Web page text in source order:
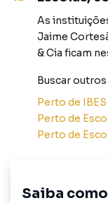
A propriedade
estacionamento
comodidade de
portão eletrônico
**Toque de
Porcelanato e
excepcional, onde
As
Jaime
& Cia ficam
Buscar outros
Perto de
Perto de
Perto de
Saiba